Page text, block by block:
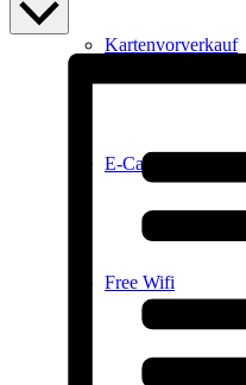
Kartenvorverkauf
E-Car-Sharing
Free Wifi